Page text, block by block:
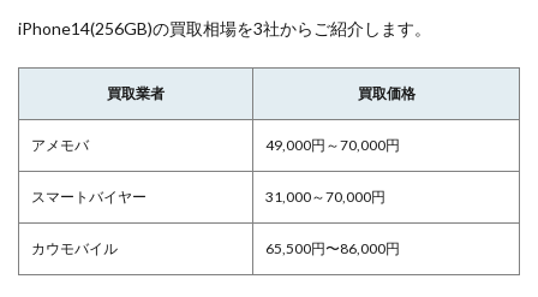
iPhone14(256GB)の買取相場を3社からご紹介します。
買取業者 買取価格
アメモバ 49,000円～70,000円
スマートバイヤー 31,000～70,000円
カウモバイル 65,500円〜86,000円